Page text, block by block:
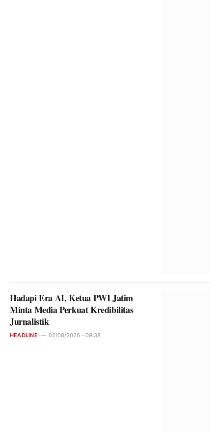
Hadapi Era AI, Ketua PWI Jatim
Minta Media Perkuat Kredibilitas
Jurnalistik
HEADLINE 02/08/2026 - 09:38